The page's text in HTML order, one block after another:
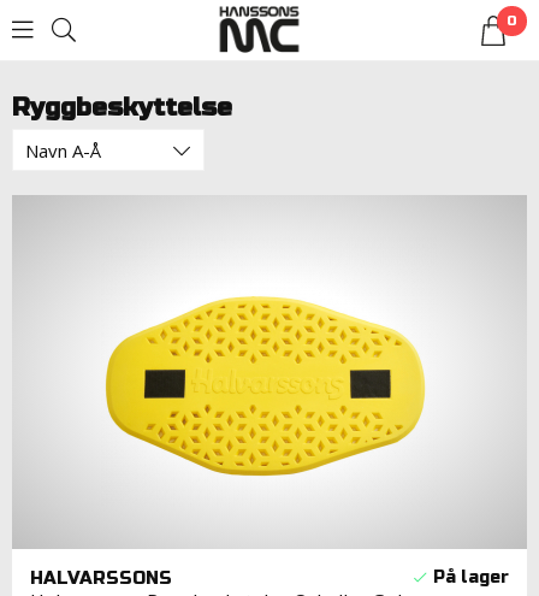
0
LOGG INN
Ryggbeskyttelse
Navn A-Å
HALVARSSONS